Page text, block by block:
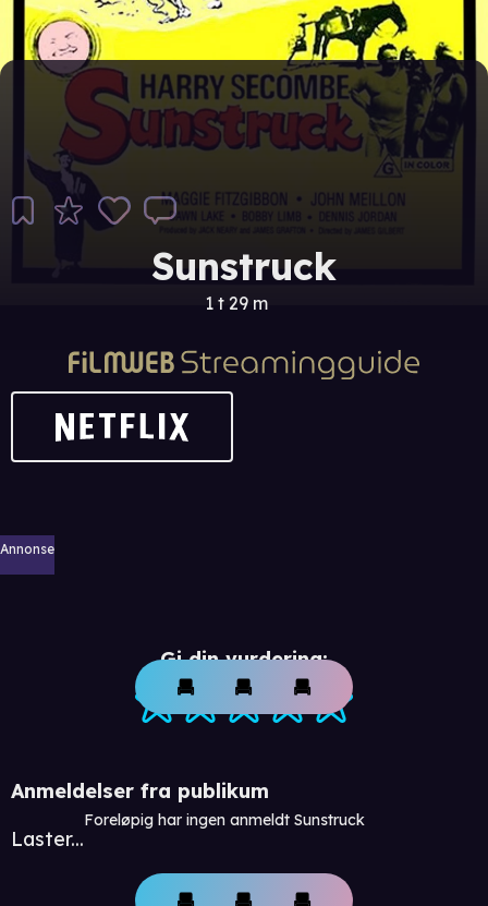
Sunstruck
1 t 29 m
Annonse
Gi din vurdering:
Anmeldelser fra publikum
Laster...
Foreløpig har ingen anmeldt Sunstruck